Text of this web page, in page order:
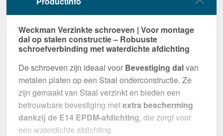
Weckman Verzinkte schroeven | Voor montage
dal op stalen constructie – Robuuste
schroefverbinding met waterdichte afdichting
De schroeven zijn ideaal voor Bevestiging dalvan
metalen platen op een Staal onderconstructie. Ze
zijn gemaakt van Staal verzinkt en bieden een
betrouwbare bevestiging metextra bescherming
dankzij de E14 EPDM-afdichting, die zorgt voor
een waterdichte afdichting.